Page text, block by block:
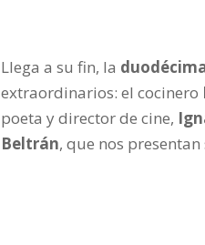
Llega a su fin, la
extraordinarios: el cocinero
poeta y director de cine,
Beltrán, que nos